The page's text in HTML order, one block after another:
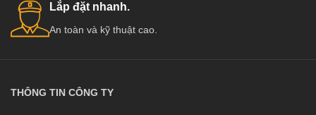
Lắp đặt nhanh.
An toàn và kỹ thuật cao.
THÔNG TIN CÔNG TY